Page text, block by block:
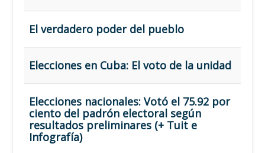
El verdadero poder del pueblo
Elecciones en Cuba: El voto de la unidad
Elecciones nacionales: Votó el 75.92 por
ciento del padrón electoral según
resultados preliminares (+ Tuit e
Infografía)